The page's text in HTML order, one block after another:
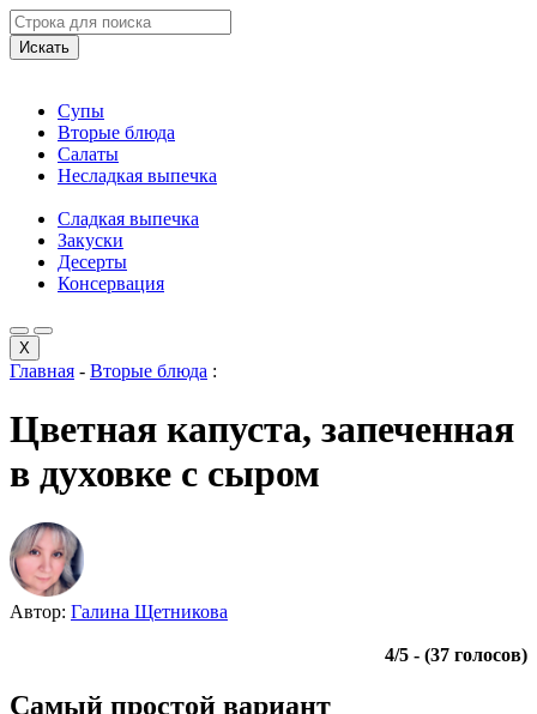
Искать
Супы
Вторые блюда
Салаты
Несладкая выпечка
Сладкая выпечка
Закуски
Десерты
Консервация
X
Главная - Вторые блюда :
Цветная капуста, запеченная
в духовке с сыром
Автор: Галина Щетникова
4/5 - (37 голосов)
Самый простой вариант